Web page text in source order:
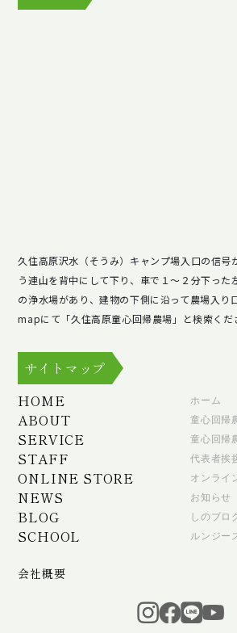
久住高原沢水（そうみ）キャンプ場入口の信号
う連山を背中にして下り、車で１～２分下った
の浄水場があり、建物の下側に沿って農場入り
mapにて「久住高原童心回帰農場」と検索くだ
サイトマップ
HOME
ホーム
ABOUT 童心回帰
SERVICE 童心回帰
STAFF 代表者挨
ONLINE STORE オンライ
NEWS お知らせ
BLOG しのブロ
SCHOOL ルンジー
会社概要